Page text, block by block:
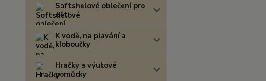
Softshelové oblečení pro
děti
K vodě, na plavání a
kloboučky
Hračky a výukové
pomůcky